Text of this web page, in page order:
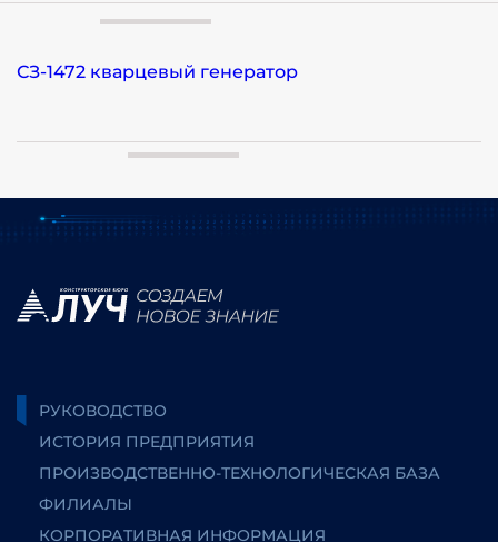
СЗ-1472 кварцевый генератор
РУКОВОДСТВО
ИСТОРИЯ ПРЕДПРИЯТИЯ
ПРОИЗВОДСТВЕННО-ТЕХНОЛОГИЧЕСКАЯ БАЗА
ФИЛИАЛЫ
КОРПОРАТИВНАЯ ИНФОРМАЦИЯ